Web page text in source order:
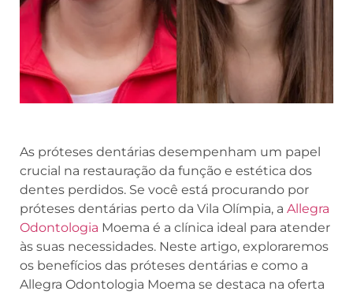
As próteses dentárias desempenham um papel
crucial na restauração da função e estética dos
dentes perdidos. Se você está procurando por
próteses dentárias perto da Vila Olímpia, a Allegra
Odontologia Moema é a clínica ideal para atender
às suas necessidades. Neste artigo, exploraremos
os benefícios das próteses dentárias e como a
Allegra Odontologia Moema se destaca na oferta